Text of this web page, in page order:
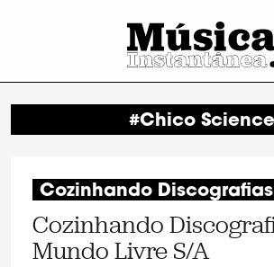
#Chico Science
Cozinhando Discografias
Cozinhando
Mundo Livre S/A